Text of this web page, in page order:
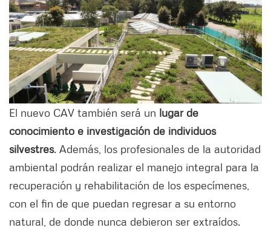
El nuevo CAV también será un lugar de
conocimiento e investigación de individuos
silvestres. Además, los profesionales de la autoridad
ambiental podrán realizar el manejo integral para la
recuperación y rehabilitación de los especímenes,
con el fin de que puedan regresar a su entorno
natural, de donde nunca debieron ser extraídos.